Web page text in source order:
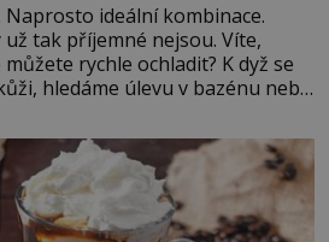
ideální kombinace.
tak příjemné nejsou. Víte,
rychle ochladit? K dyž se
hledáme úlevu v bazénu nebo
zoufat. Pokud budete mít
pařáky si na vás